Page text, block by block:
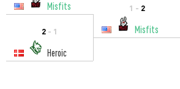
Misfits
1 - 2
2 - 1
Misfits
Heroic